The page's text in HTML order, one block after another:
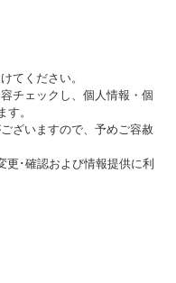
てください。
チェックし、個人情報・個
。
ざいますので、予めご容赦
更･確認および情報提供に利